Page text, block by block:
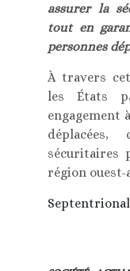
assurer la
tout en
personnes
À travers
les États
engagement
déplacées,
sécuritaires
région
Septentrional